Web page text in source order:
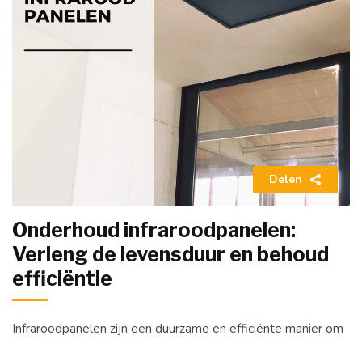
Delen
Onderhoud infraroodpanelen:
Verleng de levensduur en behoud
efficiëntie
Infraroodpanelen zijn een duurzame en efficiënte manier om